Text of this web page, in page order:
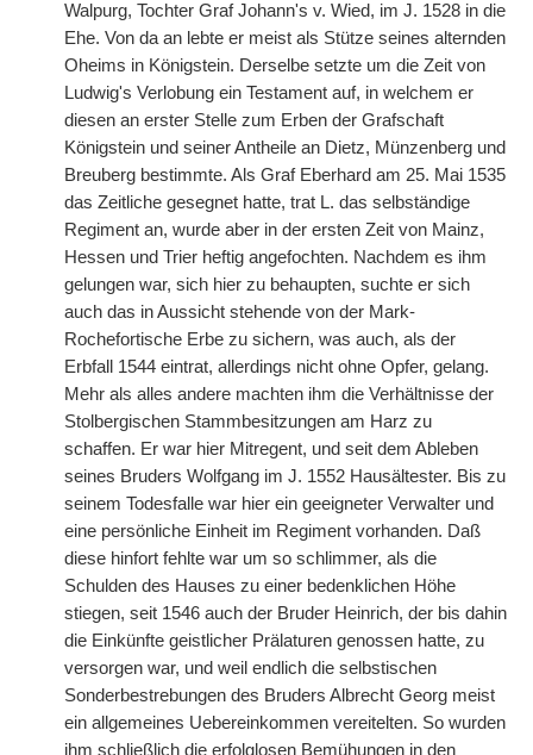
Walpurg, Tochter Graf Johann's v. Wied, im J. 1528 in die
Ehe. Von da an lebte er meist als Stütze seines alternden
Oheims in Königstein. Derselbe setzte um die Zeit von
Ludwig's Verlobung ein Testament auf, in welchem er
diesen an erster Stelle zum Erben der Grafschaft
Königstein und seiner Antheile an Dietz, Münzenberg und
Breuberg bestimmte. Als Graf Eberhard am 25. Mai 1535
das Zeitliche gesegnet hatte, trat L. das selbständige
Regiment an, wurde aber in der ersten Zeit von Mainz,
Hessen und Trier heftig angefochten. Nachdem es ihm
gelungen war, sich hier zu behaupten, suchte er sich
auch das in Aussicht stehende von der Mark-
Rochefortische Erbe zu sichern, was auch, als der
Erbfall 1544 eintrat, allerdings nicht ohne Opfer, gelang.
Mehr als alles andere machten ihm die Verhältnisse der
Stolbergischen Stammbesitzungen am Harz zu
schaffen. Er war hier Mitregent, und seit dem Ableben
seines Bruders Wolfgang im J. 1552 Hausältester. Bis zu
seinem Todesfalle war hier ein geeigneter Verwalter und
eine persönliche Einheit im Regiment vorhanden. Daß
diese hinfort fehlte war um so schlimmer, als die
Schulden des Hauses zu einer bedenklichen Höhe
stiegen, seit 1546 auch der Bruder Heinrich, der bis dahin
die Einkünfte geistlicher Prälaturen genossen hatte, zu
versorgen war, und weil endlich die selbstischen
Sonderbestrebungen des Bruders Albrecht Georg meist
ein allgemeines Uebereinkommen vereitelten. So wurden
ihm schließlich die erfolglosen Bemühungen in den